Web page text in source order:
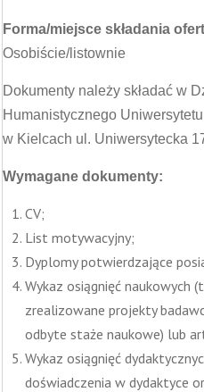
Forma/miejsce składania
Osobiście/listownie
Dokumenty należy składać w
Humanistycznego
w Kielcach ul. Uniwersytecka
Wymagane dokumenty:
CV;
List motywacyjny;
Dyplomy potwierdzające
Wykaz osiągnięć naukowych
zrealizowane projekty
odbyte staże naukowe) lub
Wykaz osiągnięć
doświadczenia w dydaktyce